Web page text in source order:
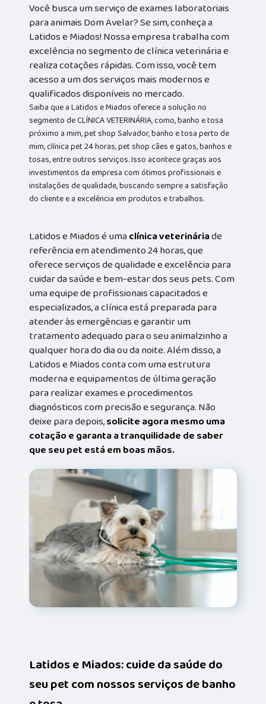
Você busca um serviço de exames laboratoriais
para animais Dom Avelar? Se sim, conheça a
Latidos e Miados! Nossa empresa trabalha com
excelência no segmento de clínica veterinária e
realiza cotações rápidas. Com isso, você tem
acesso a um dos serviços mais modernos e
qualificados disponíveis no mercado.
Saiba que a Latidos e Miados oferece a solução no
segmento de CLÍNICA VETERINÁRIA, como, banho e tosa
próximo a mim, pet shop Salvador, banho e tosa perto de
mim, clínica pet 24 horas, pet shop cães e gatos, banhos e
tosas, entre outros serviços. Isso acontece graças aos
investimentos da empresa com ótimos profissionais e
instalações de qualidade, buscando sempre a satisfação
do cliente e a excelência em produtos e trabalhos.
Latidos e Miados é umaclínica veterináriade
referência em atendimento 24 horas, que
oferece serviços de qualidade e excelência para
cuidar da saúde e bem-estar dos seus pets. Com
uma equipe de profissionais capacitados e
especializados, a clínica está preparada para
atender às emergências e garantir um
tratamento adequado para o seu animalzinho a
qualquer hora do dia ou da noite. Além disso, a
Latidos e Miados conta com uma estrutura
moderna e equipamentos de última geração
para realizar exames e procedimentos
diagnósticos com precisão e segurança. Não
deixe para depois,solicite agora mesmo uma
cotação e garanta a tranquilidade de saber
que seu pet está em boas mãos.
Latidos e Miados: cuide da saúde do
seu pet com nossos serviços de banho